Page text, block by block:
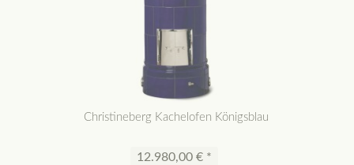
Christineberg Kachelofen Königsblau
12.980,00 € *